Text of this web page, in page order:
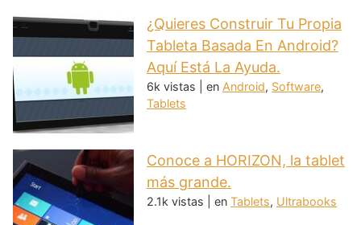
¿Quieres Construir Tu Propia
Tableta Basada En Android?
Aquí Está La Ayuda.
6k vistas en Android, Software,
Tablets
Conoce a HORIZON, la tablet
más grande.
2.1k vistas en Tablets, Ultrabooks